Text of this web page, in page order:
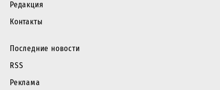
Редакция
Контакты
Последние новости
RSS
Реклама